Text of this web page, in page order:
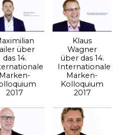
über
das 14.
Marken-
2017
Klaus
Wagner
über das 14.
Internationale
Marken-
Kolloquium
2017